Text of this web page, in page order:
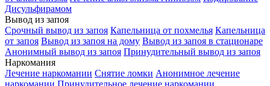
Дисульфирамом
Вывод из запоя
Срочный вывод из запоя Капельница от похмелья Капельница
от запоя Вывод из запоя на дому Вывод из запоя в стационаре
Анонимный вывод из запоя Принудительный вывод из запоя
Наркомания
Лечение наркомании Снятие ломки Анонимное лечение
наркомании Принудительное лечение наркомании